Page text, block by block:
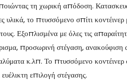
τη χωρική απόδοση.
υλικά, το πτυσσόμενο σπίτι
Εξοπλισμένα με όλες τις
προσωρινή στέγαση,
κ.λπ. Το πτυσσόμενο κοντέινερ
επιλογή στέγασης.